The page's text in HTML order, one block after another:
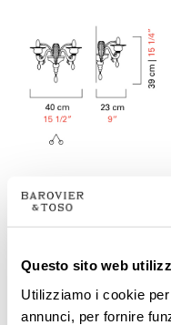
Questo sito web
Utilizziamo i cookie
annunci, per fornire